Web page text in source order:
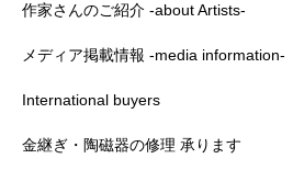
作家さんのご紹介 -about Artists-
メディア掲載情報 -media information-
International buyers
金継ぎ・陶磁器の修理 承ります